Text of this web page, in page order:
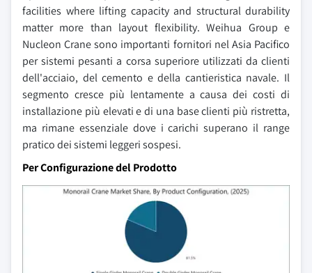
facilities where lifting capacity and structural durability
matter more than layout flexibility. Weihua Group e
Nucleon Crane sono importanti fornitori nel Asia Pacifico
per sistemi pesanti a corsa superiore utilizzati da clienti
dell'acciaio, del cemento e della cantieristica navale. Il
segmento cresce più lentamente a causa dei costi di
installazione più elevati e di una base clienti più ristretta,
ma rimane essenziale dove i carichi superano il range
pratico dei sistemi leggeri sospesi.
Per Configurazione del Prodotto